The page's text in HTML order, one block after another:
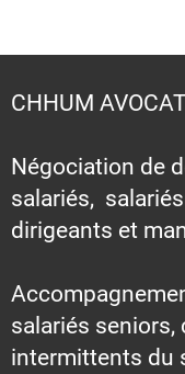
CHHUM
Négociation de
salariés,
dirigeants et
salariés seniors,
intermittents du